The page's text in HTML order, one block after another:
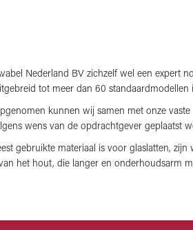
Nederland BV zichzelf wel een
tot meer dan 60 standaardmodellen
kunnen wij samen met onze
wens van de opdrachtgever
gebruikte materiaal is voor glaslatten,
het hout, die langer en onderhoudsarm